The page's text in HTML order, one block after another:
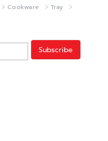
Cookware
Tray
Subscribe